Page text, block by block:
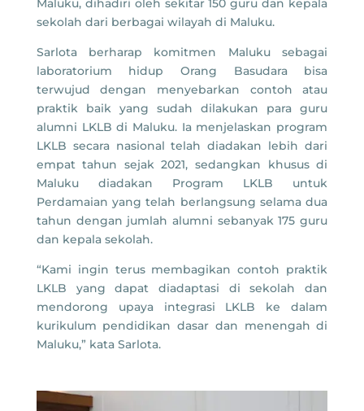
Maluku, dihadiri oleh sekitar 150 guru dan kepala
sekolah dari berbagai wilayah di Maluku.
Sarlota berharap komitmen Maluku sebagai
laboratorium hidup Orang Basudara bisa
terwujud dengan menyebarkan contoh atau
praktik baik yang sudah dilakukan para guru
alumni LKLB di Maluku. Ia menjelaskan program
LKLB secara nasional telah diadakan lebih dari
empat tahun sejak 2021, sedangkan khusus di
Maluku diadakan Program LKLB untuk
Perdamaian yang telah berlangsung selama dua
tahun dengan jumlah alumni sebanyak 175 guru
dan kepala sekolah.
“Kami ingin terus membagikan contoh praktik
LKLB yang dapat diadaptasi di sekolah dan
mendorong upaya integrasi LKLB ke dalam
kurikulum pendidikan dasar dan menengah di
Maluku,” kata Sarlota.